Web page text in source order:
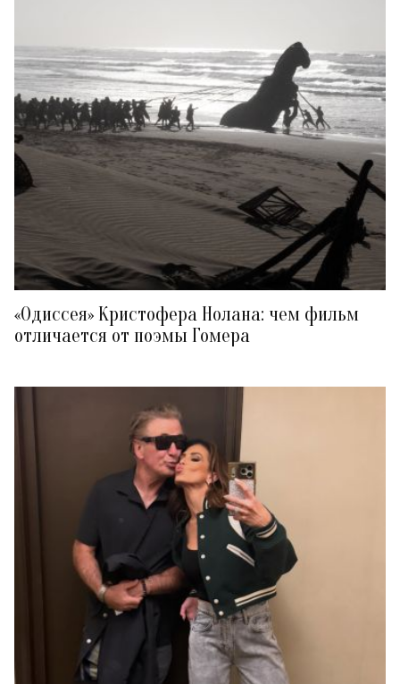
«Одиссея» Кристофера Нолана: чем фильм
отличается от поэмы Гомера